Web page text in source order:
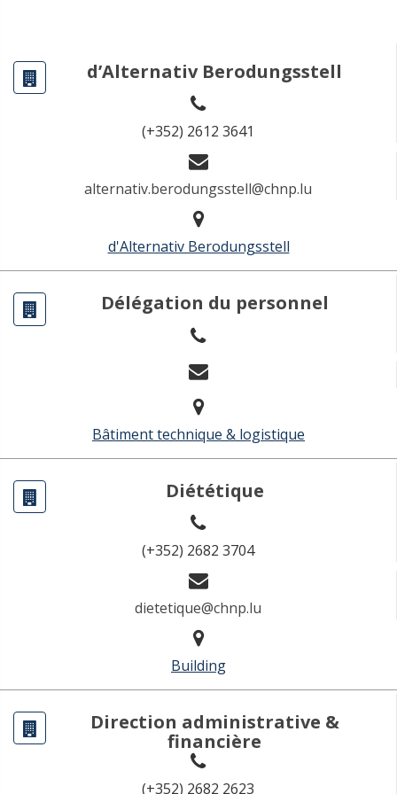
d’Alternativ Berodungsstell
(+352) 2612 3641
alternativ.berodungsstell@chnp.lu
d'Alternativ Berodungsstell
Délégation du personnel
Bâtiment technique & logistique
Diététique
(+352) 2682 3704
dietetique@chnp.lu
Building
Direction administrative &
financière
(+352) 2682 2623